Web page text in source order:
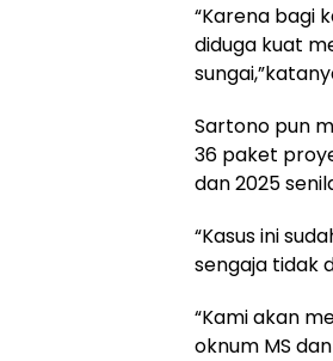
“Karena bagi
diduga kuat
Sartono pun
36 paket
dan 2025
“Kasus ini
sengaja tidak
“Kami akan
oknum MS